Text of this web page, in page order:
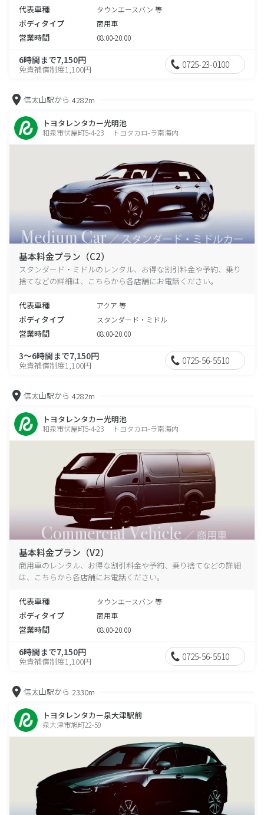
代表車種 タウンエースバン 等
ボディタイプ 商用車
営業時間 08:00-20:00
6時間まで7,150円
免責補償制度1,100円 0725-23-0100
信太山駅から 4282m
トヨタレンタカー光明池
和泉市伏屋町5-4-23 トヨタカロ-ラ南海内
基本料金プラン（C2）
スタンダード・ミドルのレンタル、お得な割引料金や予約、乗り
捨てなどの詳細は、こちらから各店舗にお電話ください。
代表車種 アクア 等
ボディタイプ スタンダード・ミドル
営業時間 08:00-20:00
3～6時間まで7,150円
免責補償制度1,100円 0725-56-5510
信太山駅から 4282m
トヨタレンタカー光明池
和泉市伏屋町5-4-23 トヨタカロ-ラ南海内
基本料金プラン（V2）
商用車のレンタル、お得な割引料金や予約、乗り捨てなどの詳細
は、こちらから各店舗にお電話ください。
代表車種 タウンエースバン 等
ボディタイプ 商用車
営業時間 08:00-20:00
6時間まで7,150円
免責補償制度1,100円 0725-56-5510
信太山駅から 2330m
トヨタレンタカー泉大津駅前
泉大津市旭町22-59